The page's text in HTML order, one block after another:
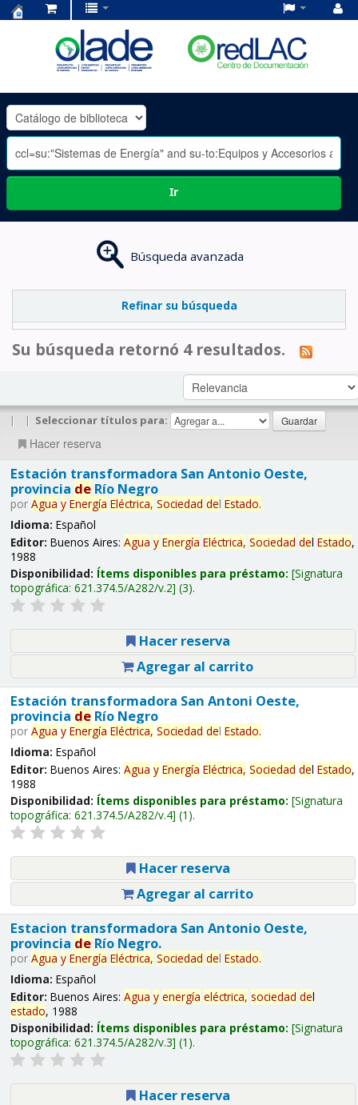
OLADE
-
Ir
Búsqueda avanzada
Refinar su búsqueda
Su búsqueda retornó 4 resultados.
| | Seleccionar títulos para:
Hacer reserva
Estación transformadora San Antonio Oeste,
provincia deRío Negro
por Agua y Energía Eléctrica, Sociedad del Estado.
Idioma: Español
Editor: Buenos Aires: Agua y Energía Eléctrica, Sociedad del Estado,
1988
Disponibilidad: Ítems disponibles para préstamo: Signatura
topográfica: 621.374.5/A282/v.2 (3).
Hacer reserva
Agregar al carrito
Estación transformadora San Antoni Oeste,
provincia deRío Negro
por Agua y Energía Eléctrica, Sociedad del Estado.
Idioma: Español
Editor: Buenos Aires: Agua y Energía Eléctrica, Sociedad del Estado,
1988
Disponibilidad: Ítems disponibles para préstamo: Signatura
topográfica: 621.374.5/A282/v.4 (1).
Hacer reserva
Agregar al carrito
Estacion transformadora San Antonio Oeste,
provincia deRío Negro.
por Agua y Energía Eléctrica, Sociedad del Estado.
Idioma: Español
Editor: Buenos Aires: Agua y energía eléctrica, sociedad del
estado, 1988
Disponibilidad: Ítems disponibles para préstamo: Signatura
topográfica: 621.374.5/A282/v.3 (1).
Hacer reserva